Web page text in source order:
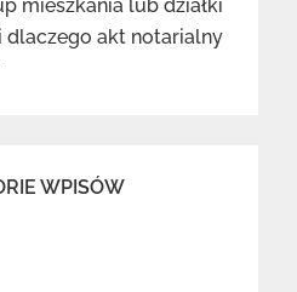
mieszkania lub działki
dlaczego akt notarialny
WPISÓW